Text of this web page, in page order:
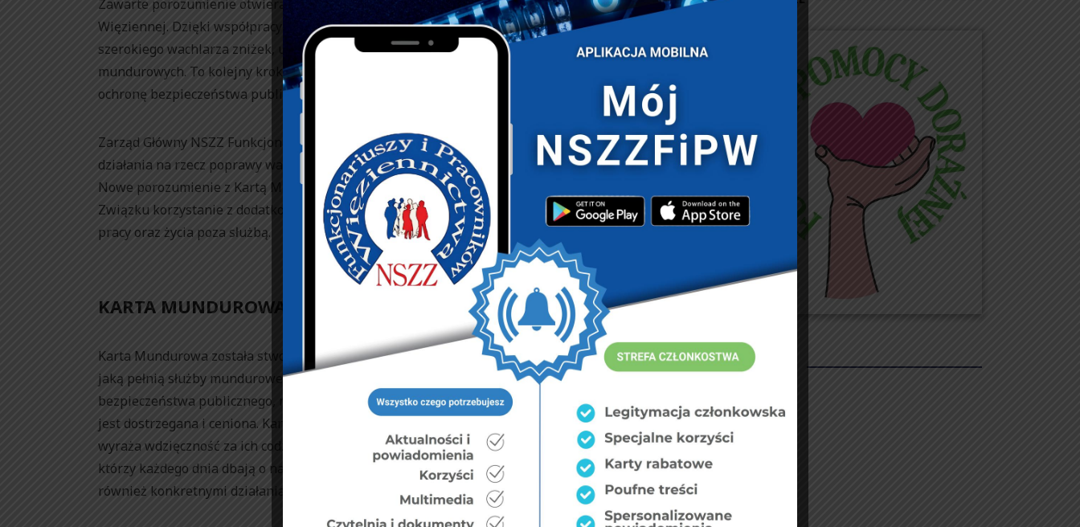
Zawarte porozumienie otwiera nowe możliwości dla funkcjonariuszy i pracowników Służby
Więziennej. Dzięki współpracy z Kartą Mundurową, członkowie Związku będą mogli skorzystać z
szerokiego wachlarza zniżek, usług i programów dedykowanych osobom pracującym w służbach
mundurowych. To kolejny krok w stronę wspierania i doceniania pracy osób zaangażowanych w
ochronę bezpieczeństwa publicznego.
Zarząd Główny NSZZ Funkcjonariuszy i Pracowników Więziennictwa od lat angażuje się w
działania na rzecz poprawy warunków pracy i życia osób zatrudnionych w Służbie Więziennej.
Nowe porozumienie z Kartą Mundurową wpisuje się w te działania, umożliwiając członkom
Związku korzystanie z dodatkowych przywilejów, które mają na celu wspieranie ich codziennej
pracy oraz życia poza służbą.
KARTA MUNDUROWA – DOCENIENIE SŁUŻBY DLA PAŃSTWA
Karta Mundurowa została stworzona z myślą o tym, aby jeszcze bardziej docenić kluczową rolę,
jaką pełnią służby mundurowe w naszym kraju. W obliczu narastających wyzwań w dziedzinie
bezpieczeństwa publicznego, niezwykle ważne jest, aby funkcjonariusze odczuwali, że ich praca
jest dostrzegana i ceniona. Karta Mundurowa, nie tylko zapewnia konkretne korzyści, ale również
wyraża wdzięczność za ich codzienny trud. To jasne przesłanie, że społeczeństwo stoi za tymi,
którzy każdego dnia dbają o nasze bezpieczeństwo, wspierając ich nie tylko deklaracjami, ale
również konkretnymi działaniami.
REKLAMY